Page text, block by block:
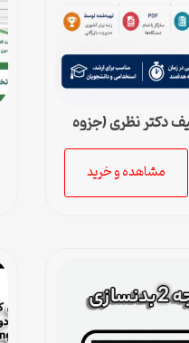
دکتر نظری (جزوه
مشاهده و خرید